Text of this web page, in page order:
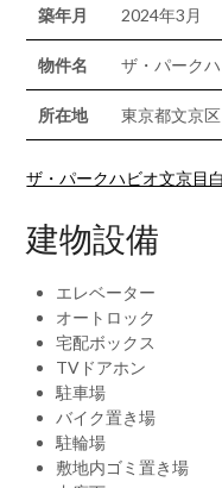
築年月 2024年3月
物件名 ザ・パーク
所在地 東京都文京
ザ・パークハビオ文京目
建物設備
エレベーター
オートロック
宅配ボックス
TVドアホン
駐車場
バイク置き場
駐輪場
敷地内ゴミ置き場